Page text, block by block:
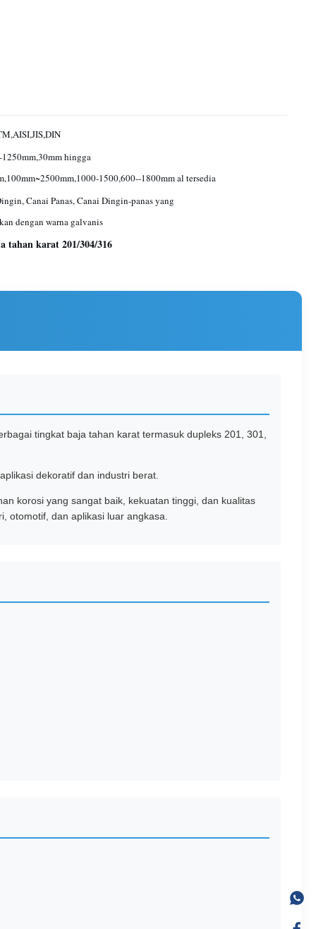
hingga
1500,600--1800mm al tersedia
Canai Panas, Canai Dingin-panas yang
dengan warna galvanis
tahan karat 201/304/316
tingkat baja tahan karat termasuk dupleks 201, 301,
dekoratif dan industri berat.
korosi yang sangat baik, kekuatan tinggi, dan kualitas
otomotif, dan aplikasi luar angkasa.